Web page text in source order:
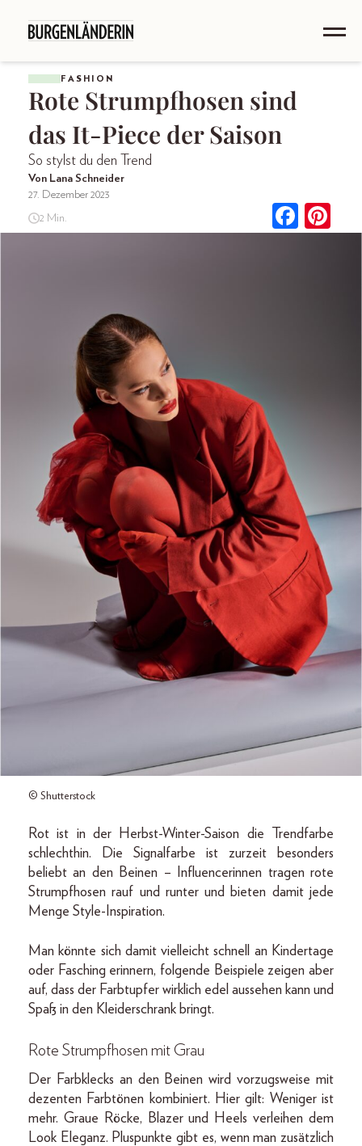
FASHION
Rote Strumpfhosen sind
das It-Piece der Saison
So stylst du den Trend
Von Lana Schneider
27. Dezember 2023
2 Min.
© Shutterstock
Rot ist in der Herbst-Winter-Saison die Trendfarbe
schlechthin. Die Signalfarbe ist zurzeit besonders
beliebt an den Beinen – Influencerinnen tragen rote
Strumpfhosen rauf und runter und bieten damit jede
Menge Style-Inspiration.
Man könnte sich damit vielleicht schnell an Kindertage
oder Fasching erinnern, folgende Beispiele zeigen aber
auf, dass der Farbtupfer wirklich edel aussehen kann und
Spaß in den Kleiderschrank bringt.
Rote Strumpfhosen mit Grau
Der Farbklecks an den Beinen wird vorzugsweise mit
dezenten Farbtönen kombiniert. Hier gilt: Weniger ist
mehr. Graue Röcke, Blazer und Heels verleihen dem
Look Eleganz. Pluspunkte gibt es, wenn man zusätzlich